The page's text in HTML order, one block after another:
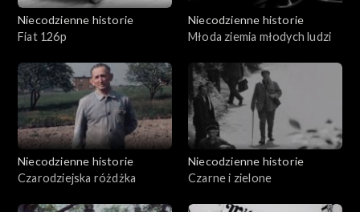
Niecodzienne historie
Fiat 126p
Niecodzienne historie
Młoda ziemia młodych ludzi
Niecodzienne historie
Czarodziejska różdżka
Niecodzienne historie
Czarne i zielone